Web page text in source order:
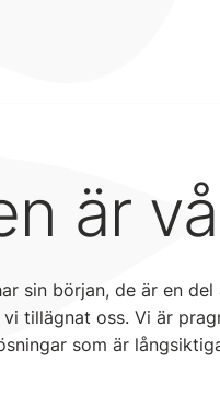
är
sin början, de är en
tillägnat oss. Vi är
som är